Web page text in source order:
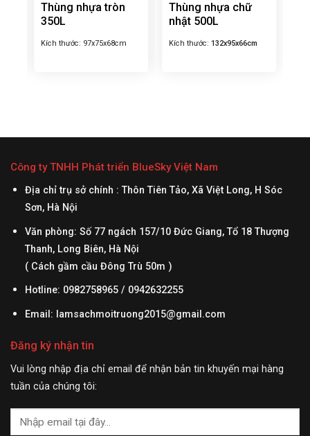
Thùng nhựa tròn
350L
Kích thước: 97x75x68cm
Thùng nhựa chữ
nhật 500L
Kích thước: 132x95x66cm
Công ty TNHH Phát triển BlueSky Việt Nam
Địa chỉ trụ sở chính : Thôn Tiên Tảo, Xã Việt Long, H Sóc
Sơn, Hà Nội
Văn phòng: Số 77 ngách 157/10 Đức Giang, Tổ 18 Thượng
Thanh, Long Biên, Hà Nội
( Cách gầm cầu Đông Trù 50m )
Hotline: 0982758965 / 0942632255
Email: lamsachmoitruong2015@gmail.com
Đăng ký nhận tin
Vui lòng nhập địa chỉ email để nhận bản tin khuyến mại hàng
tuần của chúng tôi: